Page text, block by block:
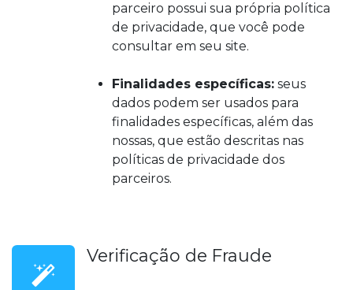
parceiro possui sua própria política
de privacidade, que você pode
consultar em seu site.
Finalidades específicas: seus
dados podem ser usados para
finalidades específicas, além das
nossas, que estão descritas nas
políticas de privacidade dos
parceiros.
Verificação de Fraude